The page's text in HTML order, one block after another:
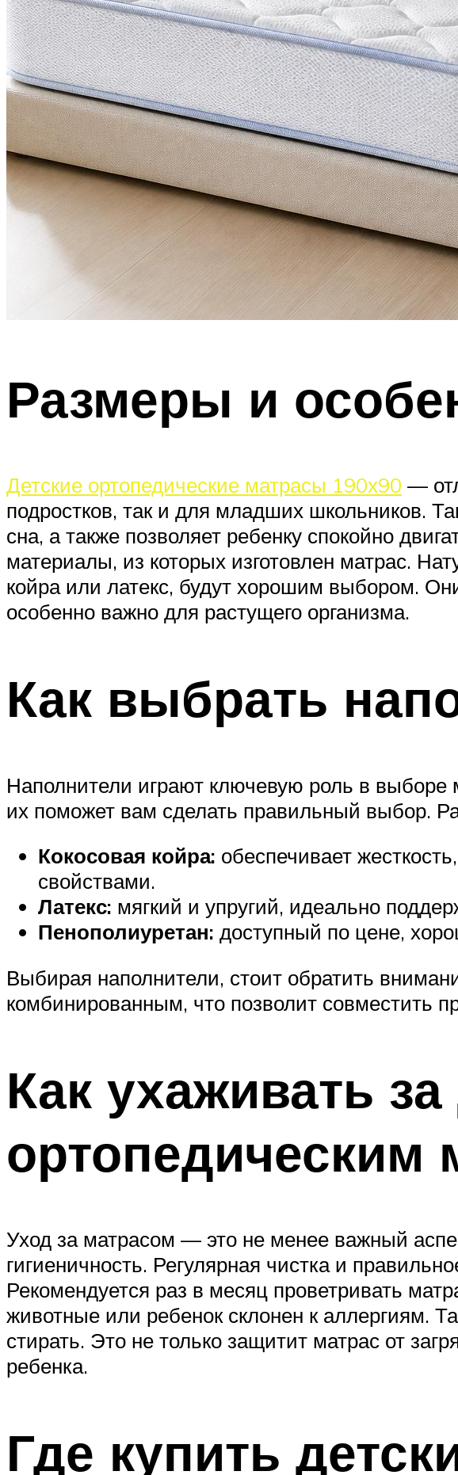
Размеры и
Детские ортопедические матрасы 190х90 —
подростков, так и для младших школьников.
сна, а также позволяет ребенку спокойно
материалы, из которых изготовлен матрас.
койра или латекс, будут хорошим выбором.
особенно важно для растущего организма.
Как выбрать
Наполнители играют ключевую роль в
их поможет вам сделать правильный выбор.
Кокосовая койра: обеспечивает
свойствами.
Латекс: мягкий и упругий, идеально
Пенополиуретан: доступный по цене,
Выбирая наполнители, стоит обратить
комбинированным, что позволит совместить
Как ухаживать
ортопедическим
Уход за матрасом — это не менее важный
гигиеничность. Регулярная чистка и
Рекомендуется раз в месяц проветривать
животные или ребенок склонен к аллергиям.
стирать. Это не только защитит матрас от
ребенка.
Где купить